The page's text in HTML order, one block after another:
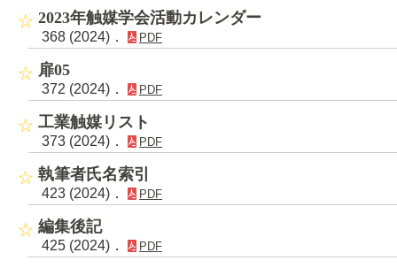
2023年触媒学会活動カレンダー
368 (2024)． PDF
扉05
372 (2024)． PDF
工業触媒リスト
373 (2024)． PDF
執筆者氏名索引
423 (2024)． PDF
編集後記
425 (2024)． PDF